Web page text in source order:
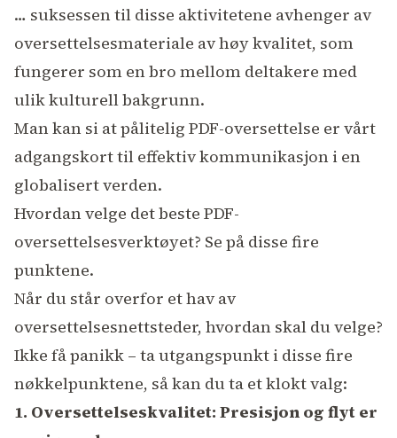
… suksessen til disse aktivitetene avhenger av
oversettelsesmateriale av høy kvalitet, som
fungerer som en bro mellom deltakere med
ulik kulturell bakgrunn.
Man kan si at pålitelig PDF-oversettelse er vårt
adgangskort til effektiv kommunikasjon i en
globalisert verden.
Hvordan velge det beste PDF-
oversettelsesverktøyet? Se på disse fire
punktene.
Når du står overfor et hav av
oversettelsesnettsteder, hvordan skal du velge?
Ikke få panikk – ta utgangspunkt i disse fire
nøkkelpunktene, så kan du ta et klokt valg:
1. Oversettelseskvalitet: Presisjon og flyt er